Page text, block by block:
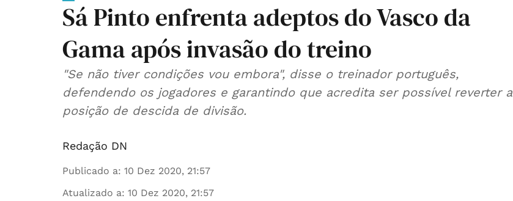
Sá Pinto enfrenta adeptos do Vasco da
Gama após invasão do treino
"Se não tiver condições vou embora", disse o treinador português,
defendendo os jogadores e garantindo que acredita ser possível reverter a
posição de descida de divisão.
Redação DN
Publicado a: 10 Dez 2020, 21:57
Atualizado a: 10 Dez 2020, 21:57